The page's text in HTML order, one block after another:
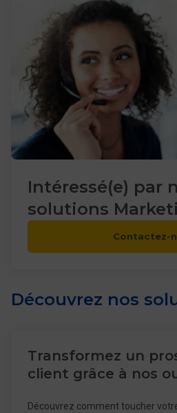
Intéressé(e) par
solutions
Contactez-
Découvrez nos
Transformez un
client grâce à nos
Découvrez comment toucher